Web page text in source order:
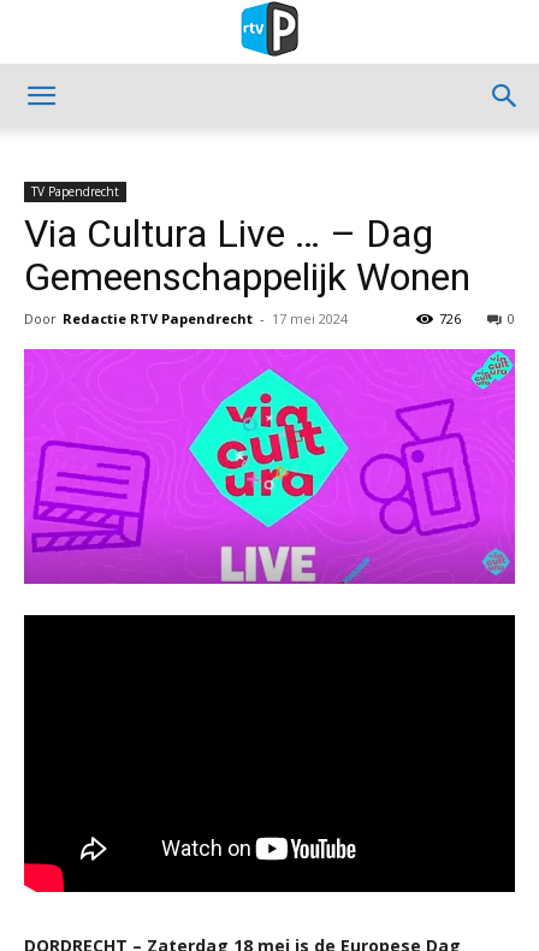
TV Papendrecht
Via Cultura Live … – Dag
Gemeenschappelijk Wonen
Door Redactie RTV Papendrecht - 17 mei 2024 0
726
DORDRECHT – Zaterdag 18 mei is de Europese Dag